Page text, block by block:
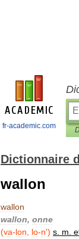
fr-academic.com
Dictionnaire
wallon
wallon
wallon, onne
(va-lon lo-n') s m